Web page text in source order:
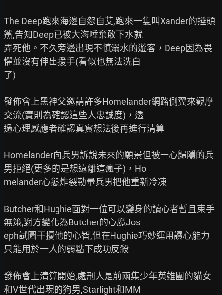
The Deep跑來海邊自怨自艾,跑來一隻叫Xander的捶頭
鯊,告知Deep已被大海唾棄敢下水就
弄死他。不久旁邊出現不慎溺水的遊客，Deep因為畏
懼並沒有伸出援手(看似也無法洗白
了)
發佈會上黑神父邀請許多Homelander網路側翼來觀摩
交流(實則為確認這些人忠誠度)，透
過心理感應者確認真實想法後再進行清算
Homelander向兵男訴說未來的願景但被一心歸隱的兵
男拒絕(更多的是想遠離這瘋子)，Ho
melander心態炸裂勒暈兵男把他重新冷凍
Butcher和Hughie面對一位可以變身的讀心者暫且束手
無策,對方變化為Butcher的心魔Jos
eph試圖干擾他的心智,但在Hughie巧妙運用讀心能力
只能用於一人的弱點下成功反殺
發佈會上清算開始,處刑人是前兩集少年英雄團的貓女
和V世代出現的狗男,Starlight和MM